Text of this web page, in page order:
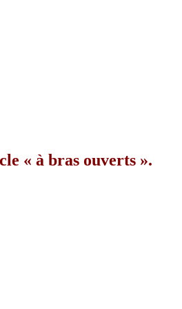
« à bras ouverts ».